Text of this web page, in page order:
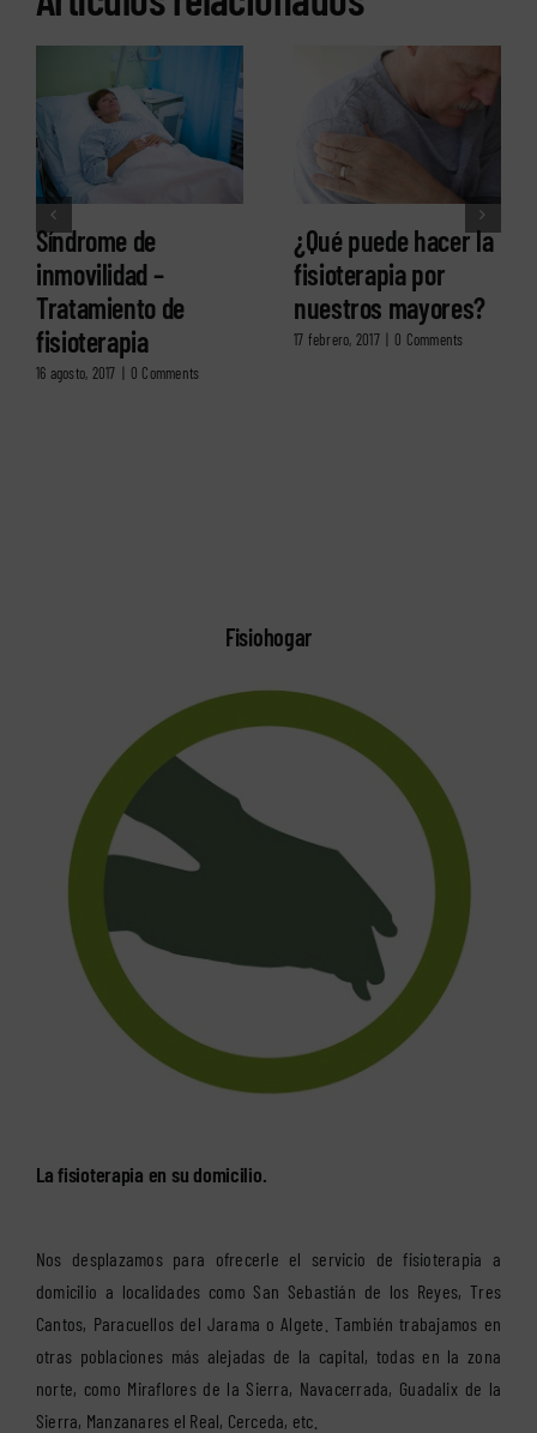
Síndrome de
inmovilidad –
Tratamiento de
fisioterapia
16 agosto, 2017 0 Comments
¿Qué puede hacer la
fisioterapia por
nuestros mayores?
17 febrero, 2017 0 Comments
Fisiohogar
La fisioterapia en su domicilio.
Nos desplazamos para ofrecerle el servicio de fisioterapia a
domicilio a localidades como San Sebastián de los Reyes, Tres
Cantos, Paracuellos del Jarama o Algete. También trabajamos en
otras poblaciones más alejadas de la capital, todas en la zona
norte, como Miraflores de la Sierra, Navacerrada, Guadalix de la
Sierra, Manzanares el Real, Cerceda, etc.